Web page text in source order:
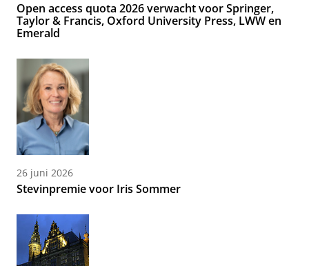
Open access quota 2026 verwacht voor Springer,
Taylor & Francis, Oxford University Press, LWW en
Emerald
26 juni 2026
Stevinpremie voor Iris Sommer